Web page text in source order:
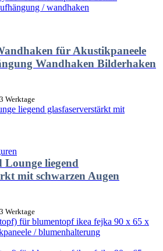
für Akustikpaneele
Wandhaken Bilderhaken
Werktage
liegend
mit schwarzen Augen
Werktage